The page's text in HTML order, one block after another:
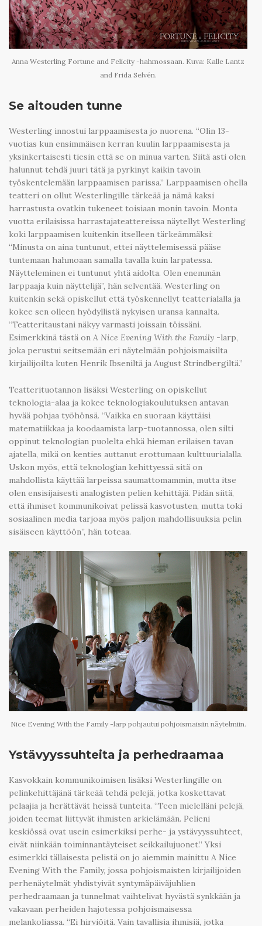
Anna Westerling Fortune and Felicity -hahmossaan. Kuva: Kalle Lantz
and Frida Selvén.
Se aitouden tunne
Westerling innostui larppaamisesta jo nuorena. “Olin 13-
vuotias kun ensimmäisen kerran kuulin larppaamisesta ja
yksinkertaisesti tiesin että se on minua varten. Siitä asti olen
halunnut tehdä juuri tätä ja pyrkinyt kaikin tavoin
työskentelemään larppaamisen parissa.” Larppaamisen ohella
teatteri on ollut Westerlingille tärkeää ja nämä kaksi
harrastusta ovatkin tukeneet toisiaan monin tavoin. Monta
vuotta erilaisissa harrastajateattereissa näytellyt Westerling
koki larppaamisen kuitenkin itselleen tärkeämmäksi:
“Minusta on aina tuntunut, ettei näyttelemisessä pääse
tuntemaan hahmoaan samalla tavalla kuin larpatessa.
Näytteleminen ei tuntunut yhtä aidolta. Olen enemmän
larppaaja kuin näyttelijä”, hän selventää. Westerling on
kuitenkin sekä opiskellut että työskennellyt teatterialalla ja
kokee sen olleen hyödyllistä nykyisen uransa kannalta.
“Teatteritaustani näkyy varmasti joissain töissäni.
Esimerkkinä tästä on A Nice Evening With the Family -larp,
joka perustui seitsemään eri näytelmään pohjoismaisilta
kirjailijoilta kuten Henrik Ibseniltä ja August Strindbergiltä.”
Teatterituotannon lisäksi Westerling on opiskellut
teknologia-alaa ja kokee teknologiakoulutuksen antavan
hyvää pohjaa työhönsä. “Vaikka en suoraan käyttäisi
matematiikkaa ja koodaamista larp-tuotannossa, olen silti
oppinut teknologian puolelta ehkä hieman erilaisen tavan
ajatella, mikä on kenties auttanut erottumaan kulttuurialalla.
Uskon myös, että teknologian kehittyessä sitä on
mahdollista käyttää larpeissa saumattomammin, mutta itse
olen ensisijaisesti analogisten pelien kehittäjä. Pidän siitä,
että ihmiset kommunikoivat pelissä kasvotusten, mutta toki
sosiaalinen media tarjoaa myös paljon mahdollisuuksia pelin
sisäiseen käyttöön”, hän toteaa.
Nice Evening With the Family -larp pohjautui pohjoismaisiin näytelmiin.
Ystävyyssuhteita ja perhedraamaa
Kasvokkain kommunikoimisen lisäksi Westerlingille on
pelinkehittäjänä tärkeää tehdä pelejä, jotka koskettavat
pelaajia ja herättävät heissä tunteita. “Teen mielelläni pelejä,
joiden teemat liittyvät ihmisten arkielämään. Pelieni
keskiössä ovat usein esimerkiksi perhe- ja ystävyyssuhteet,
eivät niinkään toiminnantäyteiset seikkailujuonet.” Yksi
esimerkki tällaisesta pelistä on jo aiemmin mainittu A Nice
Evening With the Family, jossa pohjoismaisten kirjailijoiden
perhenäytelmät yhdistyivät syntymäpäiväjuhlien
perhedraamaan ja tunnelmat vaihtelivat hyvästä synkkään ja
vakavaan perheiden hajotessa pohjoismaisessa
melankoliassa. “Ei hirviöitä. Vain tavallisia ihmisiä, jotka